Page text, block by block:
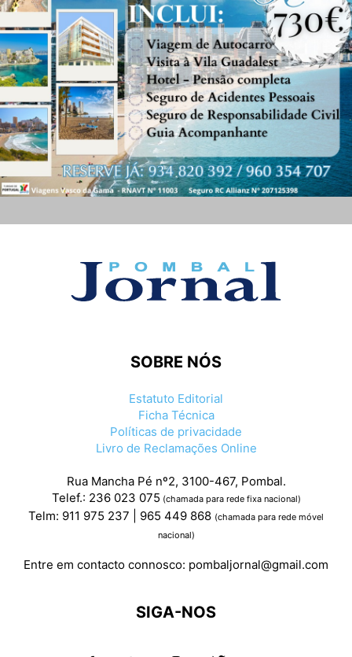
SOBRE NÓS
Estatuto Editorial
Ficha Técnica
Políticas de privacidade
Livro de Reclamações Online
Rua Mancha Pé nº2, 3100-467, Pombal.
Telef.: 236 023 075 (chamada para rede fixa nacional)
Telm: 911 975 237 | 965 449 868 (chamada para rede móvel
nacional)
Entre em contacto connosco: pombaljornal@gmail.com
SIGA-NOS